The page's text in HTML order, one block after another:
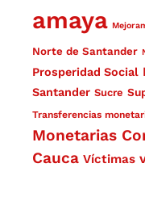
amaya
Norte de Santander
Prosperidad Social
Santander Sucre
Transferencias
Monetarias
Cauca Víctimas